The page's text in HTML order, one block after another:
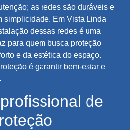
as redes são duráveis e
simplicidade. Em Vista Linda
dessas redes é uma
para quem busca proteção
e da estética do espaço.
é garantir bem-estar e
de